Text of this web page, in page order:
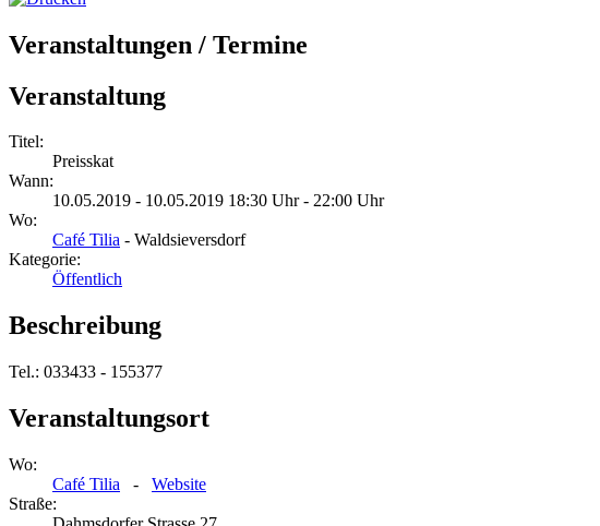
Veranstaltungen / Termine
Veranstaltung
Titel:
Preisskat
Wann:
10.05.2019 - 10.05.2019 18:30 Uhr - 22:00 Uhr
Wo:
Café Tilia - Waldsieversdorf
Kategorie:
Öffentlich
Beschreibung
Tel.: 033433 - 155377
Veranstaltungsort
Wo:
Café Tilia - Website
Straße: